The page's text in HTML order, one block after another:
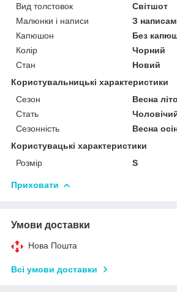
Вид толстовок
Світшот
Малюнки і написи
З
Капюшон
Без
Колір
Чорний
Стан
Новий
Користувальницькі характеристики
Сезон
Весна
Стать
Сезонність
Весна
Користувацькi характеристики
Розмір
S
Приховати
Умови доставки
Нова Пошта
Всі умови доставки